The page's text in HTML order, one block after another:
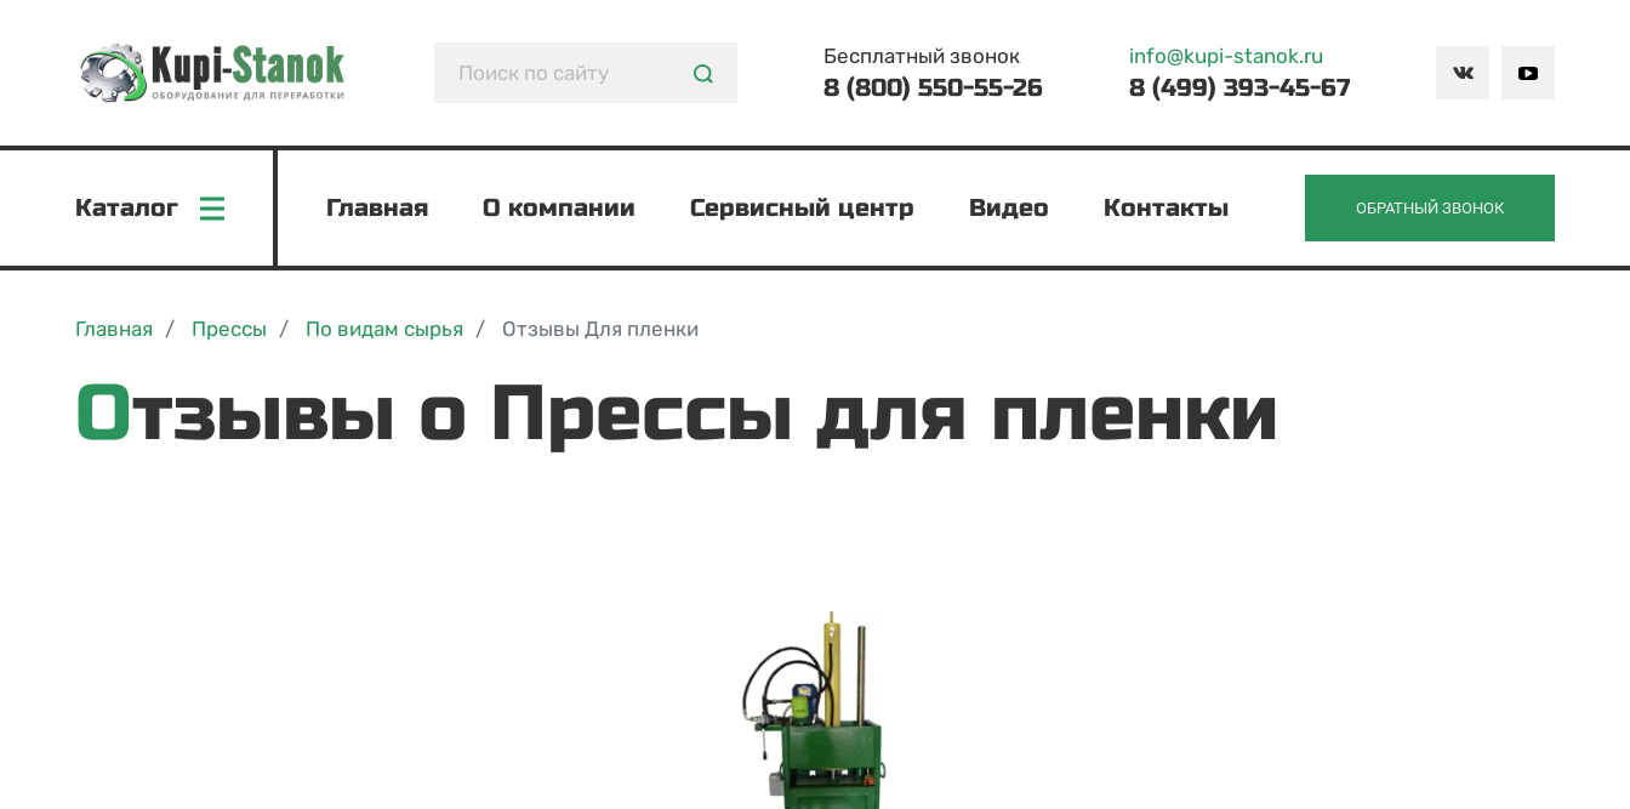
Бесплатный звонок
8 (800) 550-55-26
info@kupi-stanok.ru
8 (499) 393-45-67
Каталог Главная О компании Сервисный центр Видео Контакты ОБРАТНЫЙ ЗВОНОК
Главная Прессы По видам сырья Отзывы Для пленки
Отзывы о Прессы для пленки